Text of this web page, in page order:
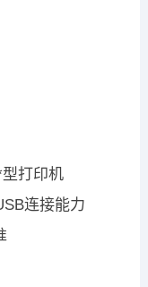
打印机
连接能力